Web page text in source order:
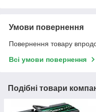
Умови повернення
Повернення товару
Всі умови повернення
Подібні товари